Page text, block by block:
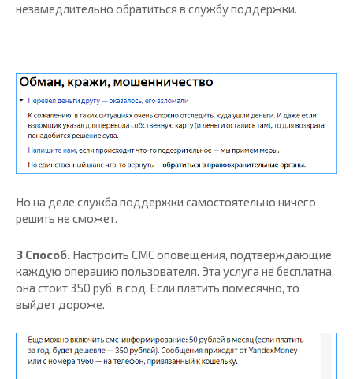
незамедлительно обратиться в службу поддержки.
Но на деле служба поддержки самостоятельно ничего
решить не сможет.
3 Способ. Настроить СМС оповещения, подтверждающие
каждую операцию пользователя. Эта услуга не бесплатна,
она стоит 350 руб. в год. Если платить помесячно, то
выйдет дороже.